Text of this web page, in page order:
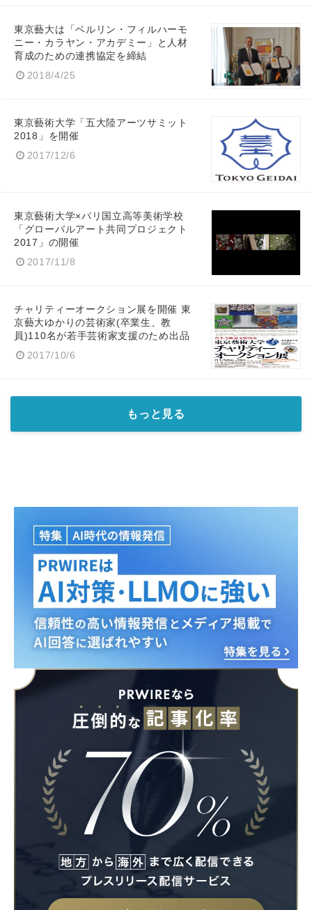
東京藝大は「ベルリン・フィルハーモ
ニー・カラヤン・アカデミー」と人材
育成のための連携協定を締結
2018/4/25
東京藝術大学「五大陸アーツサミット
2018」を開催
2017/12/6
東京藝術大学×パリ国立高等美術学校
「グローバルアート共同プロジェクト
2017」の開催
2017/11/8
チャリティーオークション展を開催 東
京藝大ゆかりの芸術家(卒業生、教
員)110名が若手芸術家支援のため出品
2017/10/6
もっと見る
Japanese